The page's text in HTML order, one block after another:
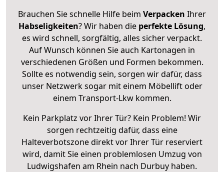
Brauchen Sie schnelle Hilfe beim Verpacken Ihrer
Habseligkeiten? Wir haben die perfekte Lösung,
es wird schnell, sorgfältig, alles sicher verpackt.
Auf Wunsch können Sie auch Kartonagen in
verschiedenen Größen und Formen bekommen.
Sollte es notwendig sein, sorgen wir dafür, dass
unser Netzwerk sogar mit einem Möbellift oder
einem Transport-Lkw kommen.
Kein Parkplatz vor Ihrer Tür? Kein Problem! Wir
sorgen rechtzeitig dafür, dass eine
Halteverbotszone direkt vor Ihrer Tür reserviert
wird, damit Sie einen problemlosen Umzug von
Ludwigshafen am Rhein nach Durbuy haben.